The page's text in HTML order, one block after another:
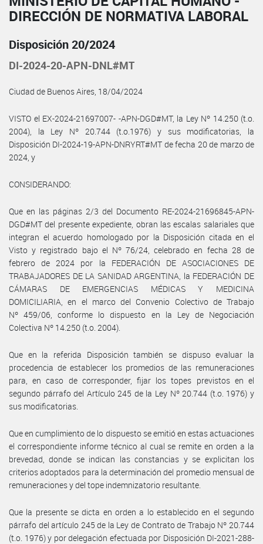
DIRECCIÓN DE NORMATIVA LABORAL
Disposición 20/2024
DI-2024-20-APN-DNL#MT
Ciudad de Buenos Aires, 18/04/2024
VISTO el EX-2024-21697007- -APN-DGD#MT, la Ley Nº 14.250 (t.o.
2004), la Ley Nº 20.744 (t.o.1976) y sus modificatorias, la
Disposición DI-2024-19-APN-DNRYRT#MT de fecha 20 de marzo de
2024, y
CONSIDERANDO:
Que en las páginas 2/3 del Documento RE-2024-21696845-APN-
DGD#MT del presente expediente, obran las escalas salariales que
integran el acuerdo homologado por la Disposición citada en el
Visto y registrado bajo el Nº 76/24, celebrado en fecha 28 de
febrero de 2024 por la FEDERACIÓN DE ASOCIACIONES DE
TRABAJADORES DE LA SANIDAD ARGENTINA, la FEDERACIÓN DE
CÁMARAS DE EMERGENCIAS MÉDICAS Y MEDICINA
DOMICILIARIA, en el marco del Convenio Colectivo de Trabajo
Nº 459/06, conforme lo dispuesto en la Ley de Negociación
Colectiva Nº 14.250 (t.o. 2004).
Que en la referida Disposición también se dispuso evaluar la
procedencia de establecer los promedios de las remuneraciones
para, en caso de corresponder, fijar los topes previstos en el
segundo párrafo del Artículo 245 de la Ley Nº 20.744 (t.o. 1976) y
sus modificatorias.
Que en cumplimiento de lo dispuesto se emitió en estas actuaciones
el correspondiente informe técnico al cual se remite en orden a la
brevedad, donde se indican las constancias y se explicitan los
criterios adoptados para la determinación del promedio mensual de
remuneraciones y del tope indemnizatorio resultante.
Que la presente se dicta en orden a lo establecido en el segundo
párrafo del artículo 245 de la Ley de Contrato de Trabajo Nº 20.744
(t.o. 1976) y por delegación efectuada por Disposición DI-2021-288-